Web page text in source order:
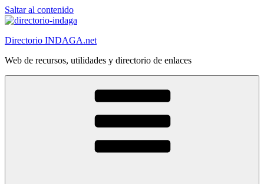
Saltar al contenido
Directorio INDAGA.net
Web de recursos, utilidades y directorio de enlaces